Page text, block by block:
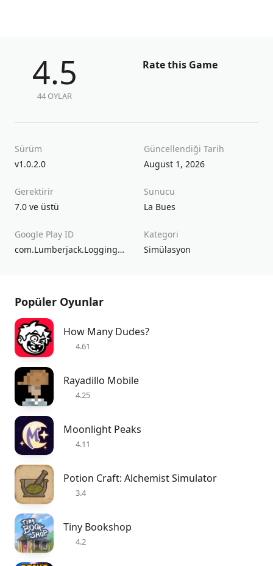
4.5
44 OYLAR
Rate this Game
Sürüm
v1.0.2.0
Güncellendiği Tarih
August 1, 2026
Gerektirir
7.0 ve üstü
Sunucu
La Bues
Google Play ID
com.Lumberjack.LoggingWoodcutterSimulator3D
Kategori
Simülasyon
Popüler Oyunlar
How Many Dudes?
4.61
Rayadillo Mobile
4.25
Moonlight Peaks
4.11
Potion Craft: Alchemist Simulator
3.4
Tiny Bookshop
4.2